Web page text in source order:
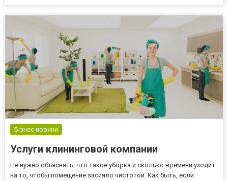
Бізнес новини
Услуги клининговой компании
Не нужно объяснять, что такое уборка и сколько времени уходит
на то, чтобы помещение засияло чистотой. Как быть, если